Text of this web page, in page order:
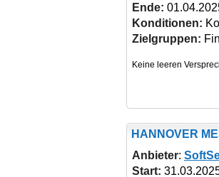
Ende:
Konditionen:
Zielgruppen:
HANNOVER
Anbieter:
Start: